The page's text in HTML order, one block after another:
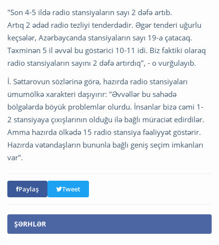
"Son 4-5 ildə radio stansiyaların sayı 2 dəfə artıb.
Artıq 2 ədəd radio tezliyi tenderdədir. Əgər tenderi uğurlu
keçsələr, Azərbaycanda stansiyaların sayı 19-a çatacaq.
Təxminən 5 il əvvəl bu göstərici 10-11 idi. Biz faktiki olaraq
radio stansiyaların sayını 2 dəfə artırdıq", - o vurğulayıb.
İ. Səttarovun sözlərinə görə, hazırda radio stansiyaları
ümumölkə xarakteri daşıyırır: "Əvvəllər bu sahədə
bölgələrdə böyük problemlər olurdu. İnsanlar bizə cəmi 1-
2 stansiyaya çıxışlarının olduğu ilə bağlı müraciət edirdilər.
Amma hazırda ölkədə 15 radio stansiya fəaliyyət göstərir.
Hazırda vətəndaşların bununla bağlı geniş seçim imkanları
var".
Paylaş Tweet
ŞƏRHLƏR